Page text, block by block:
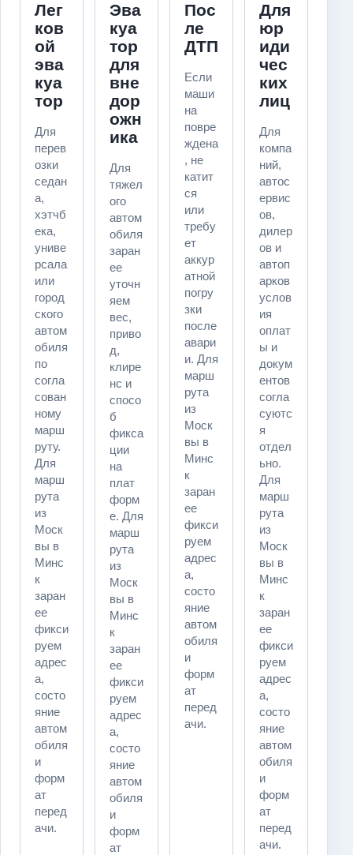
Лег
ков
ой
эва
куа
тор
Для
перев
озки
седан
а,
хэтчб
ека,
униве
рсала
или
город
ского
автом
обиля
по
согла
сован
ному
марш
руту.
Для
марш
рута
из
Моск
вы в
Минс
к
заран
ее
фикси
руем
адрес
а,
состо
яние
автом
обиля
и
форм
ат
перед
ачи.
Эва
куа
тор
для
вне
дор
ожн
ика
Для
тяжел
ого
автом
обиля
заран
ее
уточн
яем
вес,
приво
д,
клире
нс и
спосо
б
фикса
ции
на
плат
форм
е. Для
марш
рута
из
Моск
вы в
Минс
к
заран
ее
фикси
руем
адрес
а,
состо
яние
автом
обиля
и
форм
ат
Пос
ле
ДТП
Если
маши
на
повре
ждена
, не
катит
ся
или
требу
ет
аккур
атной
погру
зки
после
авари
и. Для
марш
рута
из
Моск
вы в
Минс
к
заран
ее
фикси
руем
адрес
а,
состо
яние
автом
обиля
и
форм
ат
перед
ачи.
Для
юр
иди
чес
ких
лиц
Для
компа
ний,
автос
ервис
ов,
дилер
ов и
автоп
арков
услов
ия
оплат
ы и
докум
ентов
согла
суютс
я
отдел
ьно.
Для
марш
рута
из
Моск
вы в
Минс
к
заран
ее
фикси
руем
адрес
а,
состо
яние
автом
обиля
и
форм
ат
перед
ачи.